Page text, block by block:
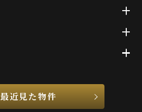
最近見た物件